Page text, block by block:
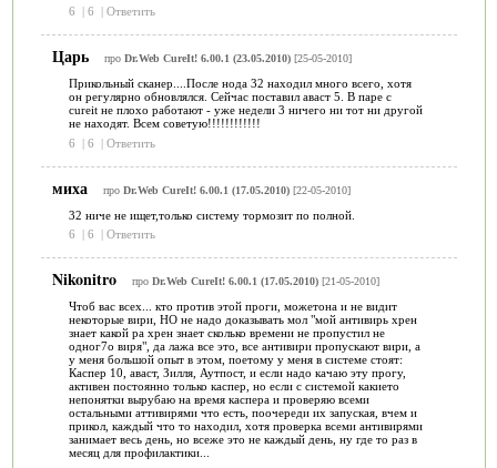
6
| 6 | Ответить
Царь про Dr.Web CureIt! 6.00.1 (23.05.2010)[25-05-2010]
Прикольный сканер....После нода 32 находил много всего, хотя
он регулярно обновлялся. Сейчас поставил аваст 5. В паре с
cureit не плохо работают - уже недели 3 ничего ни тот ни другой
не находят. Всем советую!!!!!!!!!!!!
6
| 6 | Ответить
миха про Dr.Web CureIt! 6.00.1 (17.05.2010)[22-05-2010]
32 ниче не ищет,только систему тормозит по полной.
6
| 6 | Ответить
Nikonitro про Dr.Web CureIt! 6.00.1 (17.05.2010)[21-05-2010]
Чтоб вас всех... кто против этой проги, можетона и не видит
некоторые вири, НО не надо доказывать мол "мой антивирь хрен
знает какой ра хрен знает сколько времени не пропустил не
одног7о виря", да лажа все это, все антивири пропускают вири, а
у меня большой опыт в этом, поетому у меня в системе стоят:
Каспер 10, аваст, Зилля, Аутпост, и если надо качаю эту прогу,
активен постоянно только каспер, но если с системой какието
непонятки вырубаю на время каспера и проверяю всеми
остальными аттивирями что есть, поочереди их запуская, вчем и
прикол, каждый что то находил, хотя проверка всеми антивирями
занимает весь день, но всеже это не каждый день, ну где то раз в
месяц для профилактики...